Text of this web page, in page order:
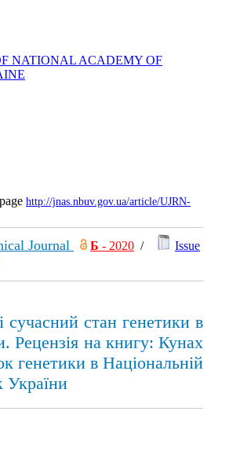
NATIONAL ACADEMY OF
http://jnas.nbuv.gov.ua/article/UJRN-
Journal Б - 2020 /
Issue
сучасний стан генетики в
Рецензія на книгу: Кунах
генетики в Національній
України